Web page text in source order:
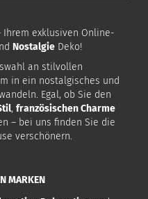
Ihrem exklusiven Online-
Nostalgie Deko!
an stilvollen
in ein nostalgisches und
Egal, ob Sie den
, französischen Charme
– bei uns finden Sie die
verschönern.
MARKEN